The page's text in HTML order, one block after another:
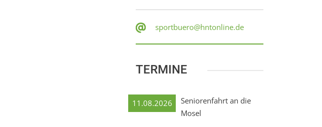
sportbuero@hntonline.de
TERMINE
11.08.2026
Seniorenfahrt an die
Mosel